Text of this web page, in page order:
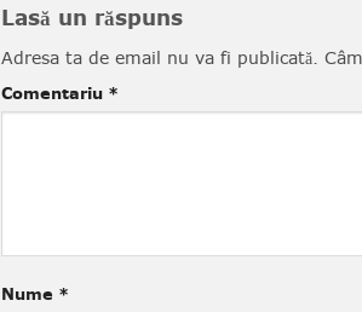
Lasă un răspuns
Adresa ta de email nu va fi publicată.
Comentariu *
Nume *